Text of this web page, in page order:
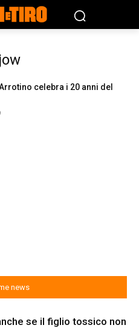
celebra i 20 anni del
news
se il figlio tossico non